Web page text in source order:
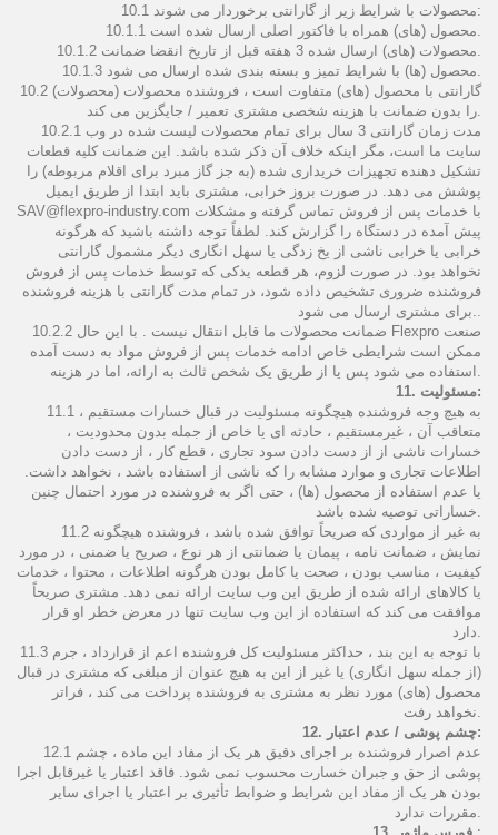
10.1 محصولات با شرایط زیر از گارانتی برخوردار می شوند:
10.2 گارانتی با محصول (های) متفاوت است ، فروشنده محصولات (محصولات)
10.2.1 مدت زمان گارانتی 3 سال برای تمام محصولات لیست شده در وب
سایت ما است، مگر اینکه خلاف آن ذکر شده باشد. این ضمانت کلیه قطعات
تشکیل دهنده تجهیزات خریداری شده (به جز گاز مبرد برای اقلام مربوطه) را
پوشش می دهد. در صورت بروز خرابی، مشتری باید ابتدا از طریق ایمیل
SAV@flexpro-industry.com با خدمات پس از فروش تماس گرفته و مشکلات
پیش آمده در دستگاه را گزارش کند. لطفاً توجه داشته باشید که هرگونه
خرابی یا خرابی ناشی از یخ زدگی یا سهل انگاری دیگر مشمول گارانتی
نخواهد بود. در صورت لزوم، هر قطعه یدکی که توسط خدمات پس از فروش
فروشنده ضروری تشخیص داده شود، در تمام مدت گارانتی با هزینه فروشنده
10.2.2 ضمانت محصولات ما قابل انتقال نیست . با این حال Flexpro صنعت
ممکن است شرایطی خاص ادامه خدمات پس از فروش مواد به دست آمده
11. مسئولیت:
11.1 به هیچ وجه فروشنده هیچگونه مسئولیت در قبال خسارات مستقیم ،
متعاقب آن ، غیرمستقیم ، حادثه ای یا خاص از جمله بدون محدودیت ،
خسارات ناشی از از دست دادن سود تجاری ، قطع کار ، از دست دادن
اطلاعات تجاری و موارد مشابه را که ناشی از استفاده باشد ، نخواهد داشت.
یا عدم استفاده از محصول (ها) ، حتی اگر به فروشنده در مورد احتمال چنین
11.2 به غیر از مواردی که صریحاً توافق شده باشد ، فروشنده هیچگونه
نمایش ، ضمانت نامه ، پیمان یا ضمانتی از هر نوع ، صریح یا ضمنی ، در مورد
کیفیت ، مناسب بودن ، صحت یا کامل بودن هرگونه اطلاعات ، محتوا ، خدمات
یا کالاهای ارائه شده از طریق این وب سایت ارائه نمی دهد. مشتری صریحاً
موافقت می کند که استفاده از این وب سایت تنها در معرض خطر او قرار
11.3 با توجه به این بند ، حداکثر مسئولیت کل فروشنده اعم از قرارداد ، جرم
(از جمله سهل انگاری) یا غیر از این به هیچ عنوان از مبلغی که مشتری در قبال
محصول (های) مورد نظر به مشتری به فروشنده پرداخت می کند ، فراتر
12. چشم پوشی / عدم اعتبار:
12.1 عدم اصرار فروشنده بر اجرای دقیق هر یک از مفاد این ماده ، چشم
پوشی از حق و جبران خسارت محسوب نمی شود. فاقد اعتبار یا غیرقابل اجرا
بودن هر یک از مفاد این شرایط و ضوابط تأثیری بر اعتبار یا اجرای سایر